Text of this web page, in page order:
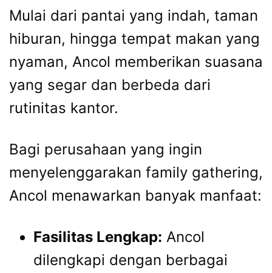
Mulai dari pantai yang indah, taman
hiburan, hingga tempat makan yang
nyaman, Ancol memberikan suasana
yang segar dan berbeda dari
rutinitas kantor.
Bagi perusahaan yang ingin
menyelenggarakan family gathering,
Ancol menawarkan banyak manfaat:
Fasilitas Lengkap: Ancol
dilengkapi dengan berbagai